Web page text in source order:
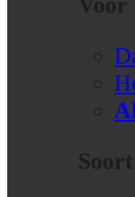
Voor